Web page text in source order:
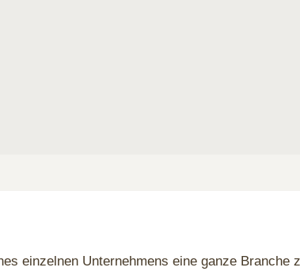
einzelnen Unternehmens eine ganze Branche